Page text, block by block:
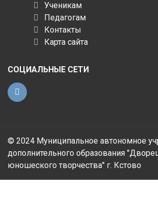
Ученикам
Педагогам
Контакты
Карта сайта
СОЦИАЛЬНЫЕ СЕТИ
© 2024 Муниципальное автономное
дополнительного образования
юношеского творчества" г. Кстово